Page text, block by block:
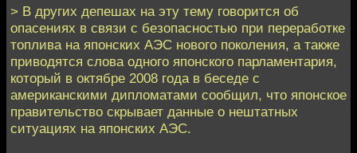
> В других депешах на эту тему говорится об
опасениях в связи с безопасностью при переработке
топлива на японских АЭС нового поколения, а также
приводятся слова одного японского парламентария,
который в октябре 2008 года в беседе с
американскими дипломатами сообщил, что японское
правительство скрывает данные о нештатных
ситуациях на японских АЭС.